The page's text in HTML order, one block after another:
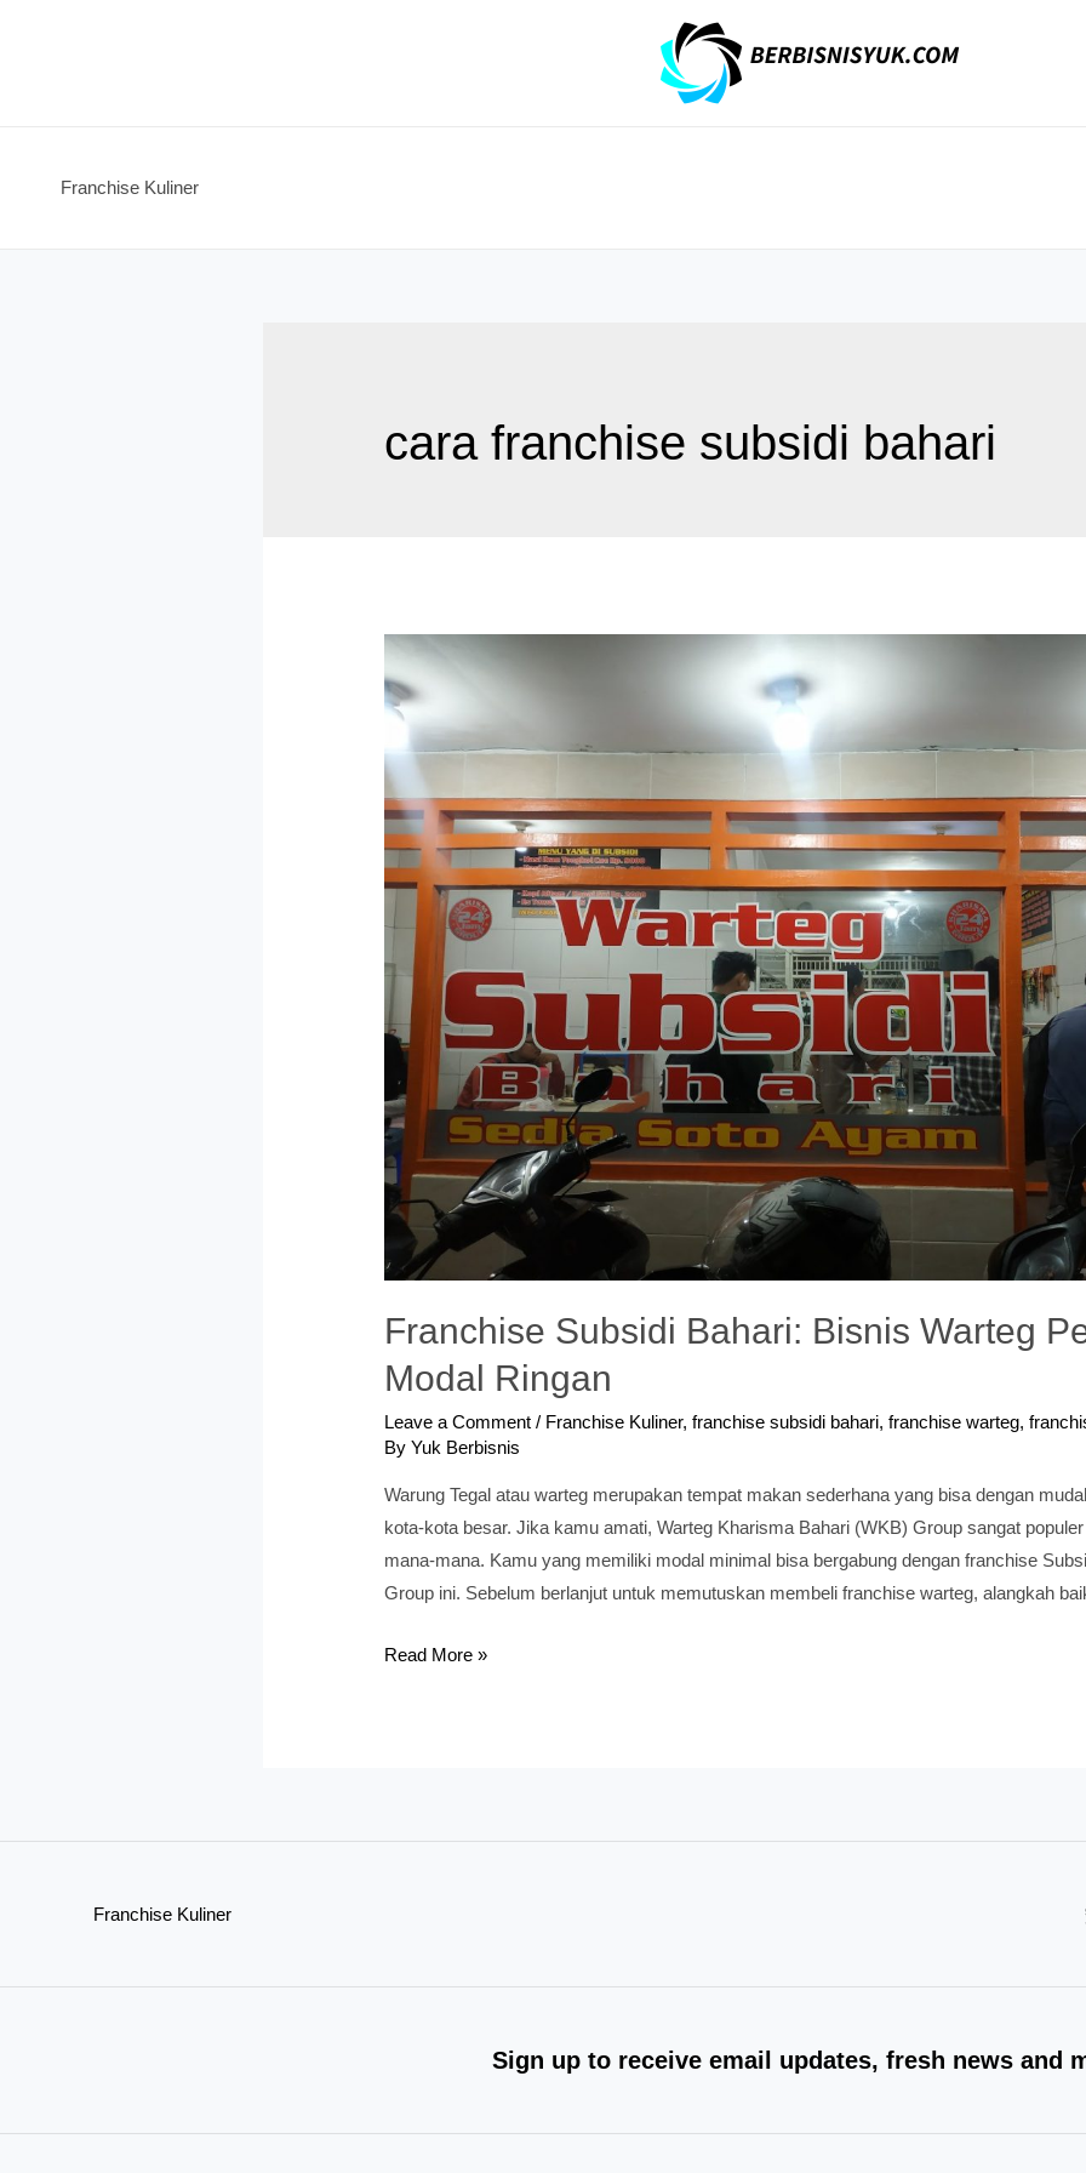
Franchise Kuliner
cara franchise subsidi bahari
Franchise Subsidi Bahari: Bisnis Warteg
Modal Ringan
Leave a Comment / Franchise Kuliner,franchise subsidi bahari,franchise warteg,
ByYuk Berbisnis
Warung Tegal atau warteg merupakan tempat makan sederhana yang bisa dengan
kota-kota besar. Jika kamu amati, Warteg Kharisma Bahari (WKB) Group sangat
mana-mana. Kamu yang memiliki modal minimal bisa bergabung dengan franchise
Group ini. Sebelum berlanjut untuk memutuskan membeli franchise warteg, alangkah
Franchise
Read More »
Franchise Kuliner
Sign up to receive email updates, fresh news and